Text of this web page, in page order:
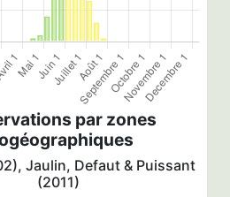
par zones
Jaulin, Defaut & Puissant
(2011)